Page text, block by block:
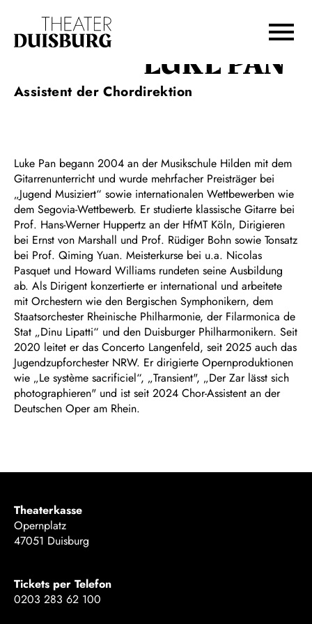
Zur Hauptnavigation springen
Zum Footer springen
LUKE PAN
Assistent der Chordirektion
Luke Pan begann 2004 an der Musikschule Hilden mit dem
Gitarrenunterricht und wurde mehrfacher Preisträger bei
„Jugend Musiziert“ sowie internationalen Wettbewerben wie
dem Segovia-Wettbewerb. Er studierte klassische Gitarre bei
Prof. Hans-Werner Huppertz an der HfMT Köln, Dirigieren
bei Ernst von Marshall und Prof. Rüdiger Bohn sowie Tonsatz
bei Prof. Qiming Yuan. Meisterkurse bei u.a. Nicolas
Pasquet und Howard Williams rundeten seine Ausbildung
ab. Als Dirigent konzertierte er international und arbeitete
mit Orchestern wie den Bergischen Symphonikern, dem
Staatsorchester Rheinische Philharmonie, der Filarmonica de
Stat „Dinu Lipatti“ und den Duisburger Philharmonikern. Seit
2020 leitet er das Concerto Langenfeld, seit 2025 auch das
Jugendzupforchester NRW. Er dirigierte Opernproduktionen
wie „Le système sacrificiel“, „Transient", „Der Zar lässt sich
photographieren" und ist seit 2024 Chor-Assistent an der
Deutschen Oper am Rhein.
Theaterkasse
Opernplatz
47051 Duisburg
Tickets per Telefon
0203 283 62 100